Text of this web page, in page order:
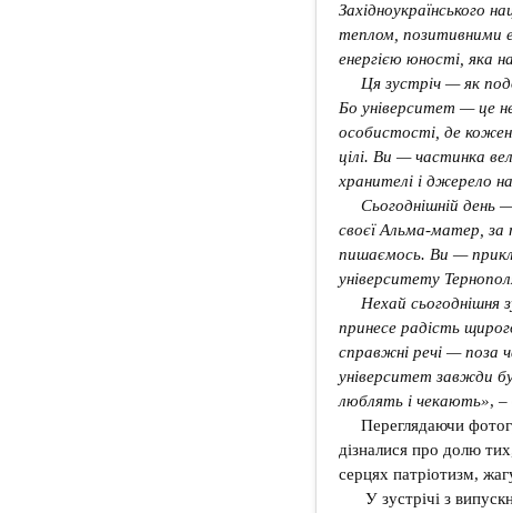
Західноукраїнського
теплом, позитивними
енергією юності, яка
Ця зустріч — як
Бо університет — це
особистості, де
цілі. Ви — частинка
хранителі і джерело
Сьогоднішній день
своєї Альма-матер,
пишаємось. Ви —
університету
Нехай сьогоднішня
принесе радість
справжні речі — поза
університет завжди
люблять і чекають», –
Переглядаючи
дізналися про долю
серцях патріотизм,
У зустрічі з